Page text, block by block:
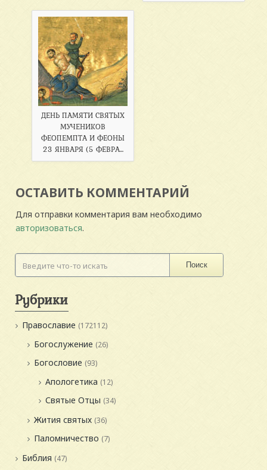
ДЕНЬ ПАМЯТИ СВЯТЫХ
МУЧЕНИКОВ
ФЕОПЕМПТА И ФЕОНЫ
23 ЯНВАРЯ (5 ФЕВРА...
ОСТАВИТЬ КОММЕНТАРИЙ
Для отправки комментария вам необходимо
авторизоваться.
Поиск
Рубрики
Православие (172112)
Богослужение (26)
Богословие (93)
Апологетика (12)
Святые Отцы (34)
Жития святых (36)
Паломничество (7)
Библия (47)